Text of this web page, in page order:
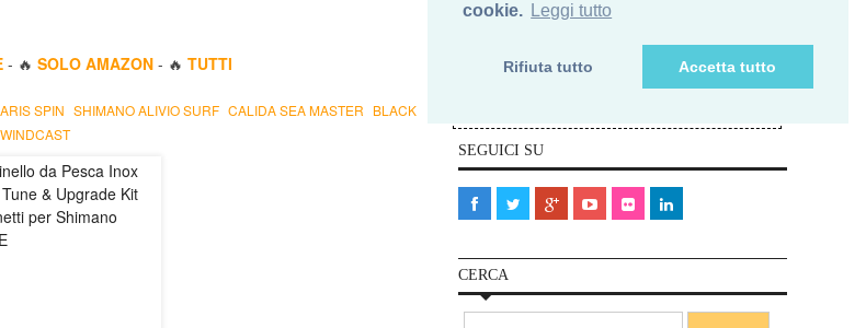
cookie. Leggi tutto
Rifiuta tutto Accetta tutto
- 🔥 SOLO AMAZON - 🔥 TUTTI
SPIN SHIMANO ALIVIO SURF CALIDA SEA MASTER BLACK
cancellare da questa newsletters. In nessun caso la Tua e-
Ti vuoi cancellare? Elimina
SEGUICI SU
CERCA